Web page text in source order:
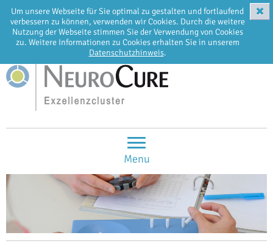
Um unsere Webseite für Sie optimal zu gestalten und fortlaufend
verbessern zu können, verwenden wir Cookies. Durch die weitere
Nutzung der Webseite stimmen Sie der Verwendung von Cookies
zu. Weitere Informationen zu Cookies erhalten Sie in unserem
Datenschutzhinweis.
✖
EN DE
Menu